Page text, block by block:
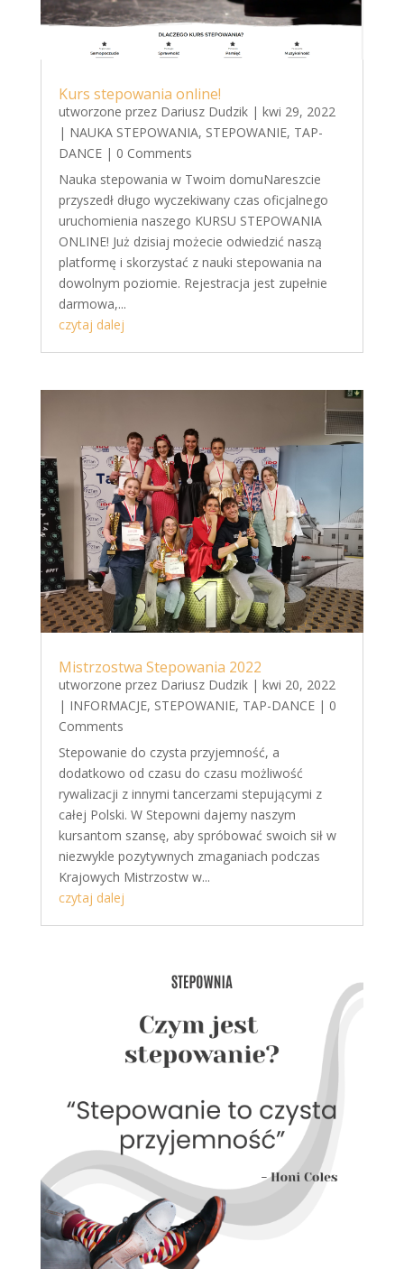
Kurs stepowania online!
utworzone przez Dariusz Dudzik| kwi 29, 2022
| NAUKA STEPOWANIA, STEPOWANIE, TAP-
DANCE| 0 Comments
Nauka stepowania w Twoim domuNareszcie
przyszedł długo wyczekiwany czas oficjalnego
uruchomienia naszego KURSU STEPOWANIA
ONLINE! Już dzisiaj możecie odwiedzić naszą
platformę i skorzystać z nauki stepowania na
dowolnym poziomie. Rejestracja jest zupełnie
darmowa,...
czytaj dalej
Mistrzostwa Stepowania 2022
utworzone przez Dariusz Dudzik| kwi 20, 2022
| INFORMACJE, STEPOWANIE, TAP-DANCE| 0
Comments
Stepowanie do czysta przyjemność, a
dodatkowo od czasu do czasu możliwość
rywalizacji z innymi tancerzami stepującymi z
całej Polski. W Stepowni dajemy naszym
kursantom szansę, aby spróbować swoich sił w
niezwykle pozytywnych zmaganiach podczas
Krajowych Mistrzostw w...
czytaj dalej